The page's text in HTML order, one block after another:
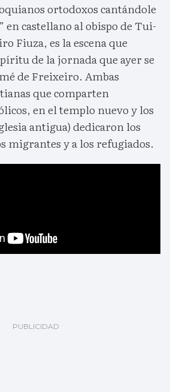
ortodoxos cantándole
en castellano al obispo de Tui-
Fiuza, es la escena que
de la jornada que ayer se
de Freixeiro. Ambas
que comparten
en el templo nuevo y los
antigua) dedicaron los
migrantes y a los refugiados.